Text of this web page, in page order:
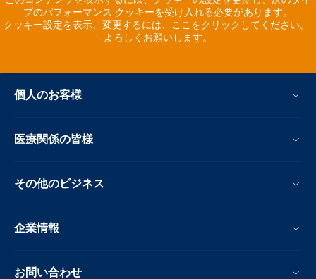
プのパフォーマンス クッキーを受け入れる必要があります。
クッキー設定を表示、変更するには、ここをクリックしてください。
よろしくお願いします。
個人のお客様
医療関係の皆様
その他のビジネス
企業情報
お問い合わせ